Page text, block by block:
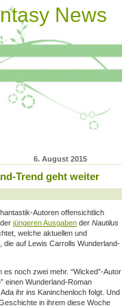
News
6. August 2015
Trend geht weiter
Autoren offensichtlich
jüngeren Ausgaben der Nautilus
welche aktuellen und
die auf Lewis Carrolls Wunderland-
noch zwei mehr. “Wicked”-Autor
einen Wunderland-Roman
ihr ins Kaninchenloch folgt. Und
in ihrem diese Woche